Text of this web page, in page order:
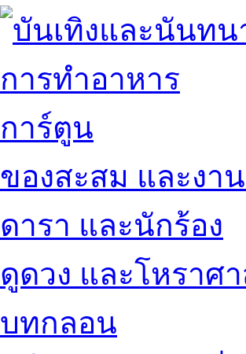
การทำอาหาร
การ์ตูน
ของสะสม และงา
ดารา และนักร้อง
ดูดวง และโหราศ
บทกลอน